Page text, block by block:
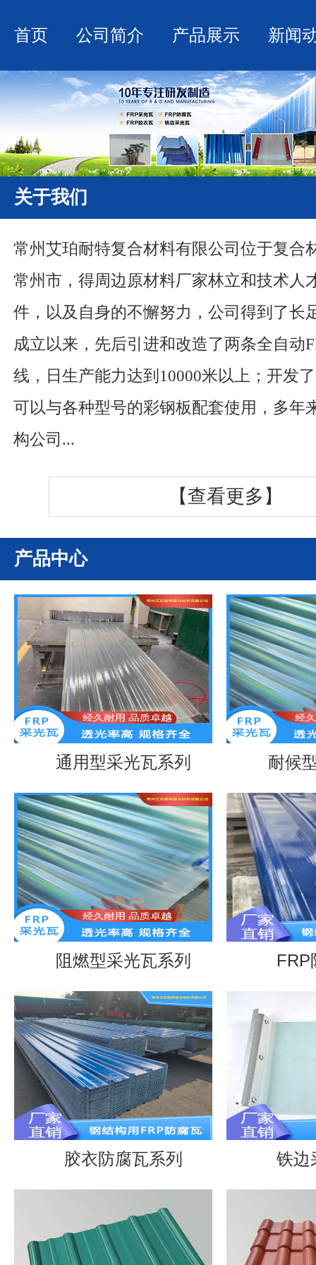
首页 公司简介 产品展示 新闻
关于我们
常州艾珀耐特复合材料有限公司位于复合
常州市，得周边原材料厂家林立和技术人
件，以及自身的不懈努力，公司得到了长
成立以来，先后引进和改造了两条全自动
线，日生产能力达到10000米以上；开发
可以与各种型号的彩钢板配套使用，多年
构公司...
【查看更多】
产品中心
通用型采光瓦系列 耐候
阻燃型采光瓦系列 FRP
胶衣防腐瓦系列 铁边